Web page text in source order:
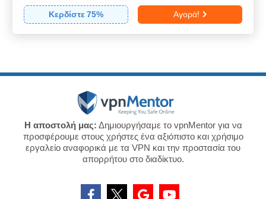
Κερδίστε 75% Αγορά!
Η αποστολή μας: Δημιουργήσαμε το vpnMentor για να
προσφέρουμε στους χρήστες ένα αξιόπιστο και χρήσιμο
εργαλείο αναφορικά με τα VPN και την προστασία του
απορρήτου στο διαδίκτυο.